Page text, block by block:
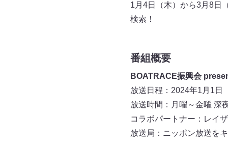
1月4日（木）から3月8日
検索！
番組概要
BOATRACE振興会
放送日程：2024年1月1日
放送時間：月曜～金曜 深
コラボパートナー：レイ
放送局：ニッポン放送を